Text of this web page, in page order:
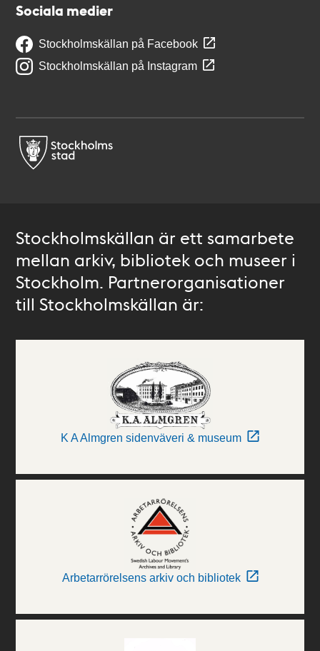
Sociala medier
Stockholmskällan på Facebook
Stockholmskällan på Instagram
Stockholmskällan är ett samarbete
mellan arkiv, bibliotek och museer i
Stockholm. Partnerorganisationer
till Stockholmskällan är:
K A Almgren sidenväveri & museum
Arbetarrörelsens arkiv och bibliotek